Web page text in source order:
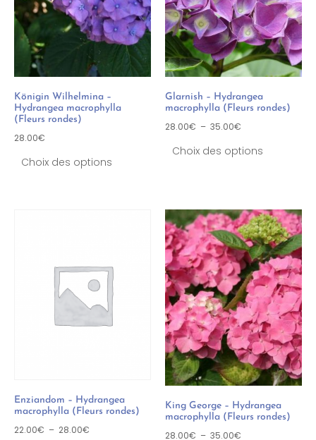
Königin Wilhelmina –
Hydrangea macrophylla
(Fleurs rondes)
28.00€
Choix des options
Glarnish – Hydrangea
macrophylla (Fleurs rondes)
28.00€ – 35.00€
Choix des options
Enziandom – Hydrangea
macrophylla (Fleurs rondes)
22.00€ – 28.00€
King George – Hydrangea
macrophylla (Fleurs rondes)
28.00€ – 35.00€